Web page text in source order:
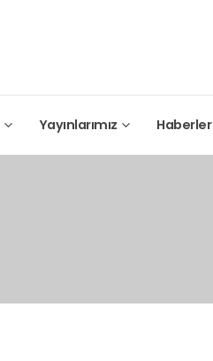
Yayınlarımız Haberler